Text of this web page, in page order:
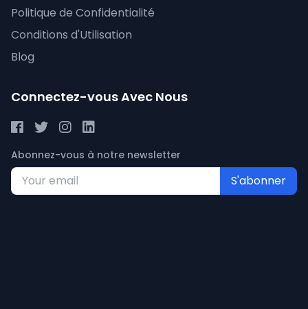
Politique de Confidentialité
Conditions d'Utilisation
Blog
Connectez-vous Avec Nous
Abonnez-vous à notre newsletter
S'abonner